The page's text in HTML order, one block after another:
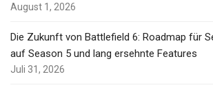
August 1, 2026
Die Zukunft von Battlefield 6: Roadmap für
auf Season 5 und lang ersehnte Features
Juli 31, 2026